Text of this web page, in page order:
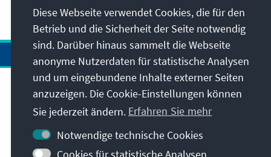
Anschrift
Kontakt
Diese Webseite verwendet Cookies, die für den
Betrieb und die Sicherheit der Seite notwendig
sind. Darüber hinaus sammelt die Webseite
anonyme Nutzerdaten für statistische Analysen
und um eingebundene Inhalte externer Seiten
anzuzeigen. Die Cookie-Einstellungen können
Sie jederzeit ändern. Erfahren Sie mehr
Notwendige technische Cookies